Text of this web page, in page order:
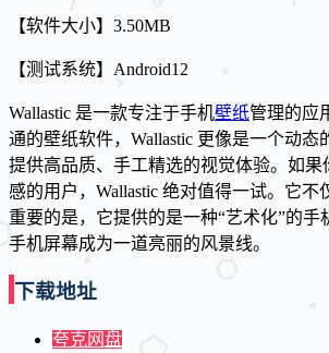
【软件大小】3.50MB
【测试系统】Android12
Wallastic 是一款专注于手机壁纸管理的应
通的壁纸软件，Wallastic 更像是一个动态
提供高品质、手工精选的视觉体验。 如果
感的用户，Wallastic 绝对值得一试。它不
重要的是，它提供的是一种“艺术化”的手
手机屏幕成为一道亮丽的风景线。
下载地址
夸克网盘